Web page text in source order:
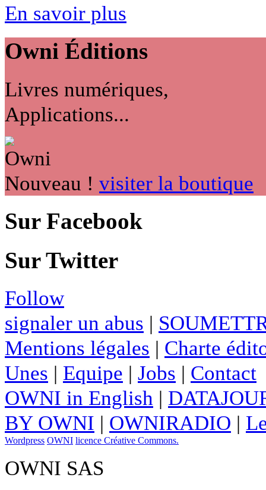
En savoir plus
Owni Éditions
Livres numériques,
Applications...
Nouveau ! visiter la boutique
Sur Facebook
Sur Twitter
Follow
signaler un abus |
Mentions légales | Charte
Unes | Equipe | Jobs | Contact
OWNI in English |
BY OWNI | OWNIRADIO |
Wordpress OWNI licence Créative Commons.
OWNI SAS